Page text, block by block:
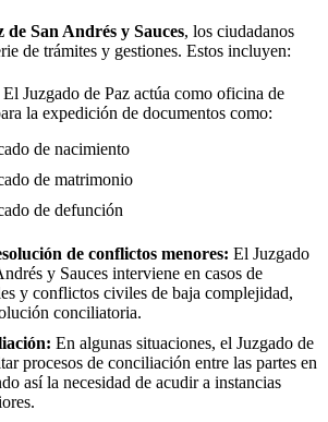
de San Andrés y Sauces, los ciudadanos
de trámites y gestiones. Estos incluyen:
El Juzgado de Paz actúa como oficina de
la expedición de documentos como:
de nacimiento
de matrimonio
de defunción
de conflictos menores: El Juzgado
y Sauces interviene en casos de
y conflictos civiles de baja complejidad,
conciliatoria.
En algunas situaciones, el Juzgado de
procesos de conciliación entre las partes en
así la necesidad de acudir a instancias